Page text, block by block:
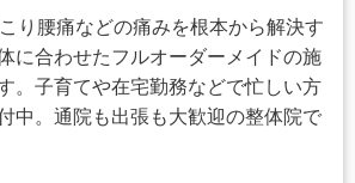
り腰痛などの痛みを根本から解決す
に合わせたフルオーダーメイドの施
。子育てや在宅勤務などで忙しい方
中。通院も出張も大歓迎の整体院で